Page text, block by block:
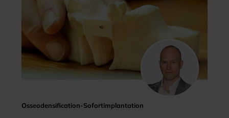
Osseodensification-Sofortimplantation